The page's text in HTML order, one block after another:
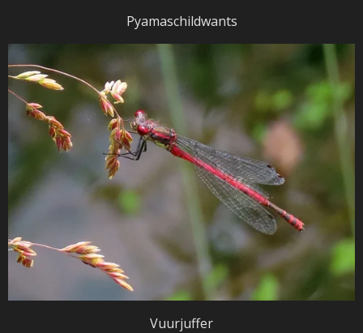
Pyamaschildwants
Vuurjuffer